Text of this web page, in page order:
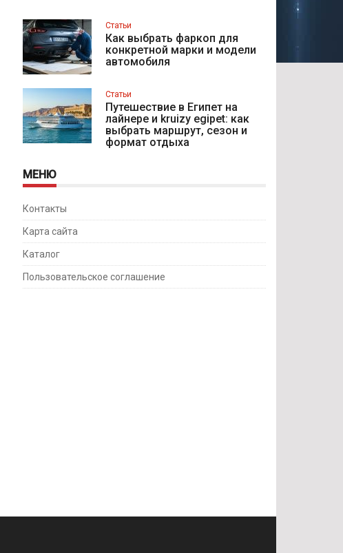
Статьи
Как выбрать фаркоп для
конкретной марки и модели
автомобиля
Статьи
Путешествие в Египет на
лайнере и kruizy egipet: как
выбрать маршрут, сезон и
формат отдыха
МЕНЮ
Контакты
Карта сайта
Каталог
Пользовательское соглашение